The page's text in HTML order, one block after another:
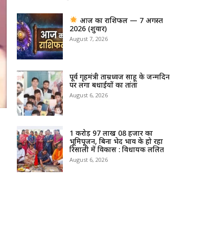
आज का राशिफल — 7 अगस्त
2026 (शुक्रवार)
August 7, 2026
पूर्व गृहमंत्री ताम्रध्वज साहू के जन्मदिन
पर लगा बधाईयों का तांता
August 6, 2026
1 करोड़ 97 लाख 08 हजार का
भूमिपूजन, बिना भेद भाव के हो रहा
रिसाली में विकास : विधायक ललित
August 6, 2026